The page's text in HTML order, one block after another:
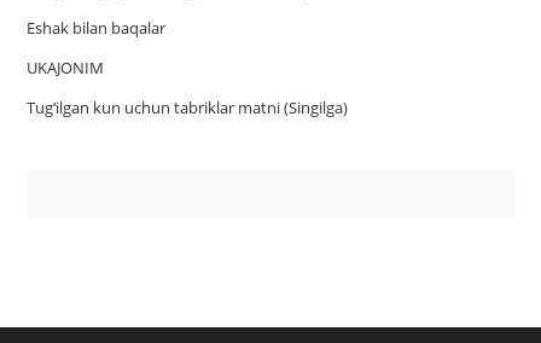
Eshak bilan baqalar
UKAJONIM
Tug‘ilgan kun uchun tabriklar matni (Singilga)